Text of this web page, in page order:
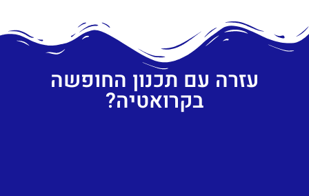
עזרה עם תכנון החופשה
בקרואטיה?